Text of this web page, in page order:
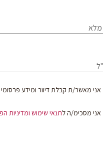
אני מאשר/ת קבלת דיוור ומידע פרסומי בדוא"ל
אני מסכימ/ה לתנאי שימוש ומדיניות